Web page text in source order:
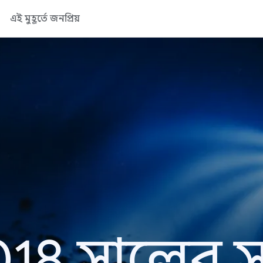
এই মুহূর্তে জনপ্রিয়